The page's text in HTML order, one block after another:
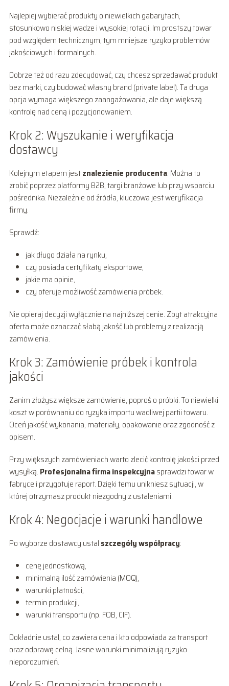
Najlepiej wybierać produkty o niewielkich gabarytach,
stosunkowo niskiej wadze i wysokiej rotacji. Im prostszy towar
pod względem technicznym, tym mniejsze ryzyko problemów
jakościowych i formalnych.
Dobrze też od razu zdecydować, czy chcesz sprzedawać produkt
bez marki, czy budować własny brand (private label). Ta druga
opcja wymaga większego zaangażowania, ale daje większą
kontrolę nad ceną i pozycjonowaniem.
Krok 2: Wyszukanie i weryfikacja
dostawcy
Kolejnym etapem jestznalezienie producenta. Można to
zrobić poprzez platformy B2B, targi branżowe lub przy wsparciu
pośrednika. Niezależnie od źródła, kluczowa jest weryfikacja
firmy.
Sprawdź:
jak długo działa na rynku,
czy posiada certyfikaty eksportowe,
jakie ma opinie,
czy oferuje możliwość zamówienia próbek.
Nie opieraj decyzji wyłącznie na najniższej cenie. Zbyt atrakcyjna
oferta może oznaczać słabą jakość lub problemy z realizacją
zamówienia.
Krok 3: Zamówienie próbek i kontrola
jakości
Zanim złożysz większe zamówienie, poproś o próbki. To niewielki
koszt w porównaniu do ryzyka importu wadliwej partii towaru.
Oceń jakość wykonania, materiały, opakowanie oraz zgodność z
opisem.
Przy większych zamówieniach warto zlecić kontrolę jakości przed
wysyłką. Profesjonalna firma inspekcyjnasprawdzi towar w
fabryce i przygotuje raport. Dzięki temu unikniesz sytuacji, w
której otrzymasz produkt niezgodny z ustaleniami.
Krok 4: Negocjacje i warunki handlowe
Po wyborze dostawcy ustal szczegóły współpracy:
cenę jednostkową,
minimalną ilość zamówienia (MOQ),
warunki płatności,
termin produkcji,
warunki transportu (np. FOB, CIF).
Dokładnie ustal, co zawiera cena i kto odpowiada za transport
oraz odprawę celną. Jasne warunki minimalizują ryzyko
nieporozumień.